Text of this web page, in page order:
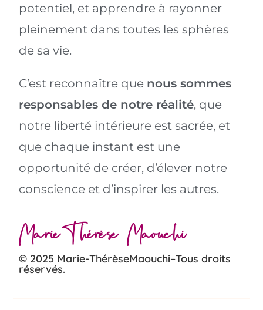
potentiel, et apprendre à rayonner
pleinement dans toutes les sphères
de sa vie.
C’est reconnaître que nous sommes
responsables de notre réalité, que
notre liberté intérieure est sacrée, et
que chaque instant est une
opportunité de créer, d’élever notre
conscience et d’inspirer les autres.
Marie-Thérèse Maouchi
© 2025 Marie-ThérèseMaouchi–Tous droits
réservés.